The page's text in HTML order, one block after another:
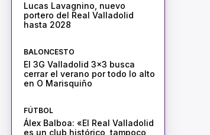
Lucas Lavagnino, nuevo
portero del Real Valladolid
hasta 2028
BALONCESTO
El 3G Valladolid 3×3 busca
cerrar el verano por todo lo alto
en O Marisquiño
FÚTBOL
Álex Balboa: «El Real Valladolid
es un club histórico, tampoco